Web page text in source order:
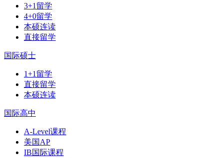
3+1留学
4+0留学
本硕连读
直接留学
国际硕士
1+1留学
直接留学
本硕连读
国际高中
A-Level课程
美国AP
IB国际课程